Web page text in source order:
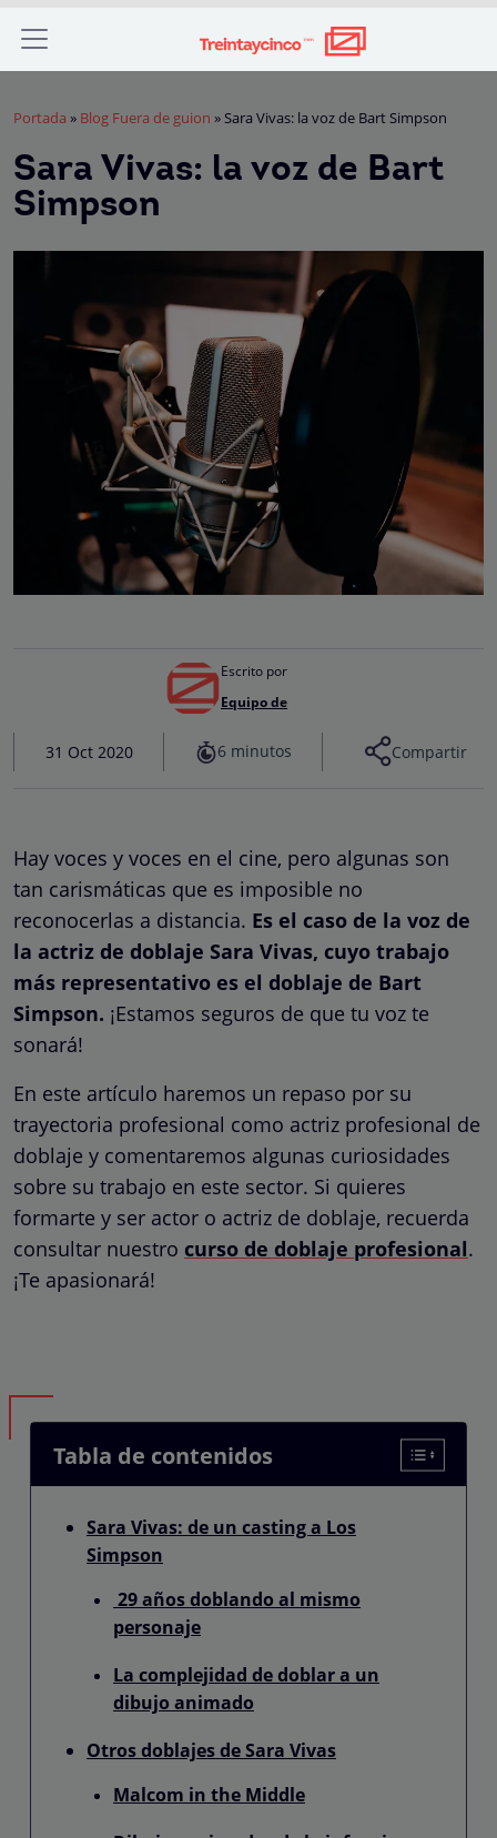
Portada » Blog Fuera de guion »Sara Vivas: la voz de Bart Simpson
Sara Vivas: la voz de Bart
Simpson
Escrito por
Equipo de
31 Oct 2020 6 minutos Compartir
Hay voces y voces en el cine, pero algunas son
tan carismáticas que es imposible no
reconocerlas a distancia. Es el caso de la voz de
la actriz de doblaje Sara Vivas, cuyo trabajo
más representativo es el doblaje de Bart
Simpson. ¡Estamos seguros de que tu voz te
sonará!
En este artículo haremos un repaso por su
trayectoria profesional como actriz profesional de
doblaje y comentaremos algunas curiosidades
sobre su trabajo en este sector. Si quieres
formarte y ser actor o actriz de doblaje, recuerda
consultar nuestro curso de doblaje profesional.
¡Te apasionará!
Tabla de contenidos
Sara Vivas: de un casting a Los
Simpson
29 años doblando al mismo
personaje
La complejidad de doblar a un
dibujo animado
Otros doblajes de Sara Vivas
Malcom in the Middle